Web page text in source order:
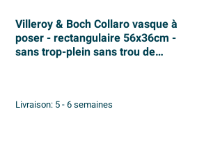
Villeroy & Boch Collaro vasque à
poser - rectangulaire 56x36cm -
sans trop-plein sans trou de
Livraison: 5 - 6 semaines